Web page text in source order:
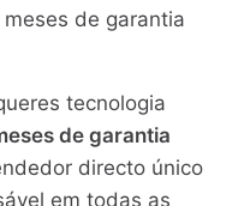
de garantia
tecnologia
de garantia
directo único
em todas as